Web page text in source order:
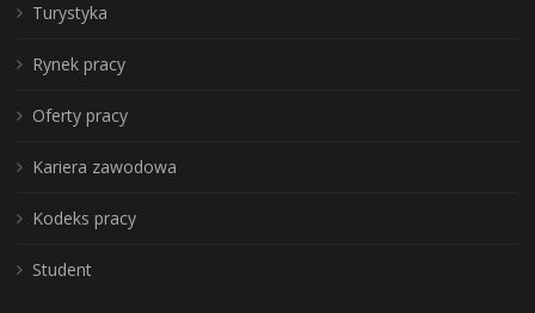
Turystyka
Rynek pracy
Oferty pracy
Kariera zawodowa
Kodeks pracy
Student